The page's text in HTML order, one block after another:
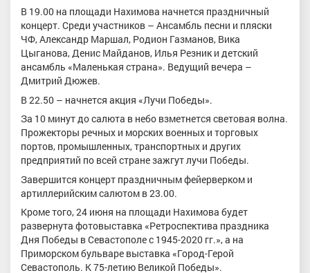
В 19.00 на площади Нахимова начнется праздничный
концерт. Среди участников – Ансамбль песни и пляски
ЧФ, Александр Маршал, Родион Газманов, Вика
Цыганова, Денис Майданов, Илья Резник и детский
ансамбль «Маленькая страна». Ведущий вечера –
Дмитрий Дюжев.
В 22.50 – начнется акция «Лучи Победы».
За 10 минут до салюта в небо взметнется световая волна.
Прожекторы речных и морских военных и торговых
портов, промышленных, транспортных и других
предприятий по всей стране зажгут лучи Победы.
Завершится концерт праздничным фейерверком и
артиллерийским салютом в 23.00.
Кроме того, 24 июня на площади Нахимова будет
развернута фотовыставка «Ретроспектива праздника
Дня Победы в Севастополе с 1945-2020 гг.», а на
Приморском бульваре выставка «Город-Герой
Севастополь. К 75-летию Великой Победы».